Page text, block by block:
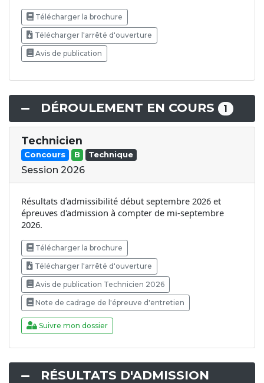
Télécharger la brochure
Télécharger l'arrêté d'ouverture
Avis de publication
DÉROULEMENT EN COURS 1
Technicien
Concours B Technique
Session 2026
Résultats d'admissibilité début septembre 2026 et
épreuves d'admission à compter de mi-septembre
2026.
Télécharger la brochure
Télécharger l'arrêté d'ouverture
Avis de publication Technicien 2026
Note de cadrage de l'épreuve d'entretien
Suivre mon dossier
RÉSULTATS D'ADMISSION